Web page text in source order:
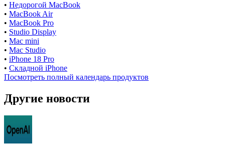
• Недорогой MacBook
• MacBook Air
• MacBook Pro
• Studio Display
• Mac mini
• Mac Studio
• iPhone 18 Pro
• Складной iPhone
Посмотреть полный календарь продуктов
Другие новости